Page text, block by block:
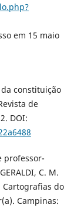
em 15 maio
da constituição
de
DOI:
professor-
C. M.
Cartografias do
Campinas: